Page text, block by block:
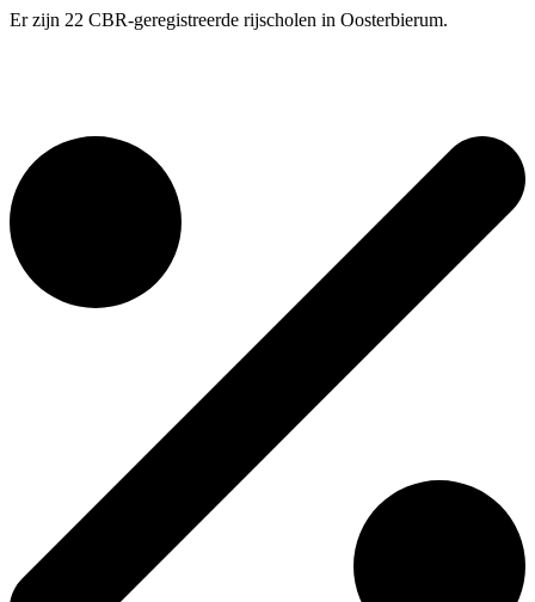
Er zijn 22 CBR-geregistreerde rijscholen in Oosterbierum.